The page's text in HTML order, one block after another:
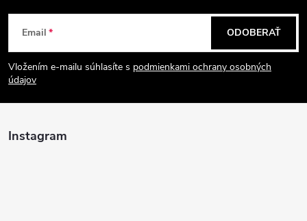
Z
á
p
ä
Email
Vložením e-mailu súhlasíte s podmienkami ochrany osobných
údajov
ODOBERAŤ
Instagram